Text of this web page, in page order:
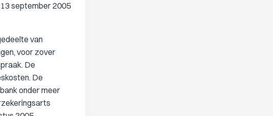
september 2005
van
voor zover
De
De
onder meer